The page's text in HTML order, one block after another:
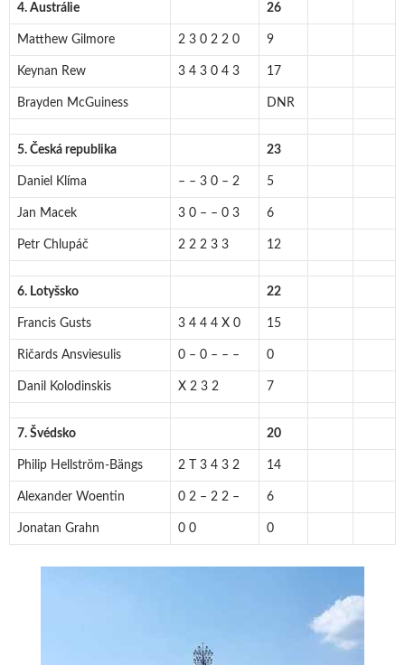
4. Austrálie 26
Matthew Gilmore 2 3 0 2 2 0 9
Keynan Rew 3 4 3 0 4 3 17
Brayden McGuiness DNR
5. Česká republika 23
Daniel Klíma – – 3 0 – 2 5
Jan Macek 3 0 – – 0 3 6
Petr Chlupáč 2 2 2 3 3 12
6. Lotyšsko 22
Francis Gusts 3 4 4 4 X 0 15
Ričards Ansviesulis 0 – 0 – – – 0
Danil Kolodinskis X 2 3 2 7
7. Švédsko 20
Philip Hellström-Bängs 2 T 3 4 3 2 14
Alexander Woentin 0 2 – 2 2 – 6
Jonatan Grahn 0 0 0